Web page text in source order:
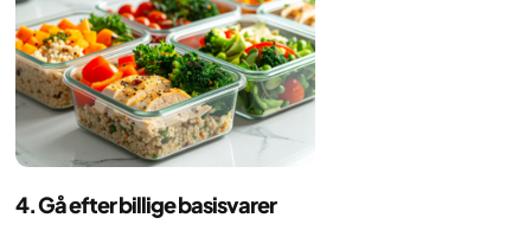
4. Gå efter billige basisvarer